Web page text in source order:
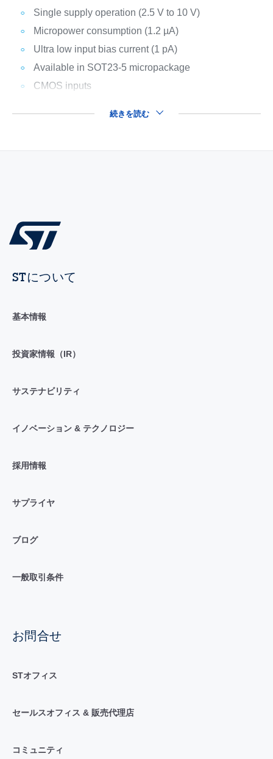
Single supply operation (2.5 V to 10 V)
Micropower consumption (1.2 µA)
Ultra low input bias current (1 pA)
Available in SOT23-5 micropackage
CMOS inputs
続きを読む
STについて
基本情報
投資家情報（IR）
サステナビリティ
イノベーション & テクノロジー
採用情報
サプライヤ
ブログ
一般取引条件
お問合せ
STオフィス
セールスオフィス & 販売代理店
コミュニティ